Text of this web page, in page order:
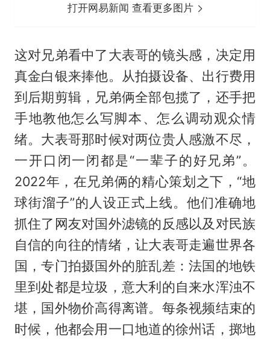
打开网易新闻 查看更多图片
这对兄弟看中了大表哥的镜头感，决定用
真金白银来捧他。从拍摄设备、出行费用
到后期剪辑，兄弟俩全部包揽了，还手把
手地教他怎么写脚本、怎么调动观众情
绪。大表哥那时候对两位贵人感激不尽，
一开口闭一闭都是“一辈子的好兄弟”。
2022年，在兄弟俩的精心策划之下，“地
球街溜子”的人设正式上线。他们准确地
抓住了网友对国外滤镜的反感以及对民族
自信的向往的情绪，让大表哥走遍世界各
国，专门拍摄国外的脏乱差：法国的地铁
里到处都是垃圾，意大利的自来水浑浊不
堪，国外物价高得离谱。每条视频结束的
时候，他都会用一口地道的徐州话，掷地